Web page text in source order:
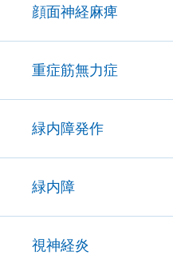
顔面神経麻痺
重症筋無力症
緑内障発作
緑内障
視神経炎